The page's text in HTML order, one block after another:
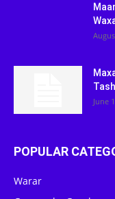
June
POPULAR
Warar